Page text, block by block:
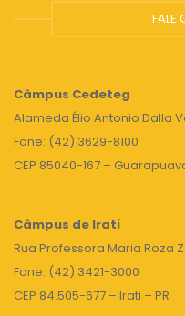
FALE
Câmpus Cedeteg
Alameda Élio Antonio Dalla
Fone: (42) 3629-8100
CEP 85040-167 –
Câmpus de Irati
Rua Professora Maria Roza
Fone: (42) 3421-3000
CEP 84.505-677 – Irati – PR